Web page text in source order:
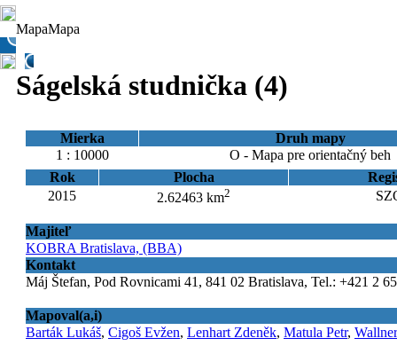
MapaMapa
Ságelská studnička (4)
Mierka
Druh mapy
1 : 10000
O - Mapa pre orientačný beh
Rok
Plocha
2015
2.62463 km2
Majiteľ
KOBRA Bratislava, (BBA)
Kontakt
Máj Štefan, Pod Rovnicami 41, 841 02 Bratislava, Tel.: +421 2
Mapoval(a,i)
Barták Lukáš, Cigoš Evžen, Lenhart Zdeněk, Matula Petr,